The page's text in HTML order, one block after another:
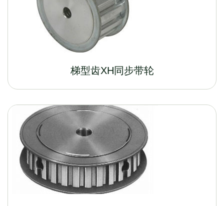
梯型齿XH同步带轮